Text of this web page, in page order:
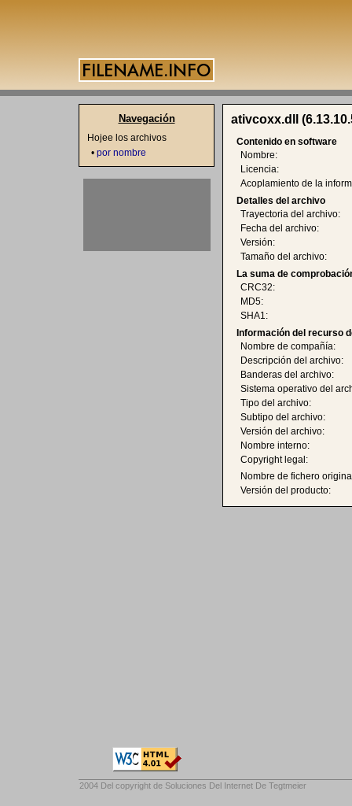
ativcoxx.dll
Contenido en software
Nombre:
Licencia:
Acoplamiento de la
Detalles del archivo
Trayectoria del archivo:
Fecha del archivo:
Versión:
Tamaño del archivo:
La suma de
CRC32:
MD5:
SHA1:
Información del recurso
Nombre de compañía:
Descripción del archivo:
Banderas del archivo:
Sistema operativo del
Tipo del archivo:
Subtipo del archivo:
Versión del archivo:
Nombre interno:
Copyright legal:
Nombre de fichero
Versión del producto:
Navegación
Hojee los archivos
• por nombre
2004 Del copyright de Soluciones Del Internet De Tegtmeier